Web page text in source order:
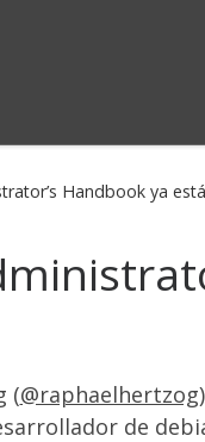
Handbook ya
(@raphaelhertzog
de